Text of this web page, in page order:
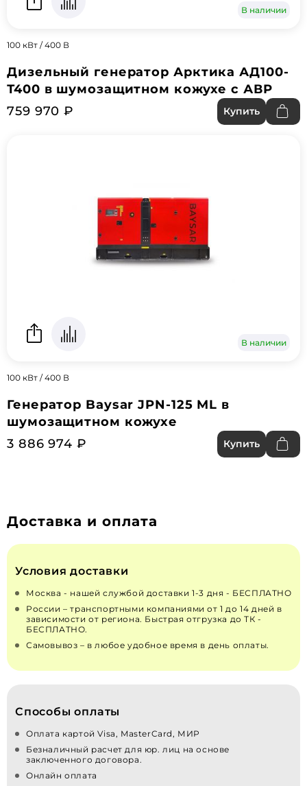
В наличии
100 кВт / 400 В
Дизельный генератор Арктика АД100-
Т400 в шумозащитном кожухе с АВР
759 970 ₽
Купить
В наличии
100 кВт / 400 В
Генератор Baysar JPN-125 ML в
шумозащитном кожухе
3 886 974 ₽
Купить
Доставка и оплата
Условия доставки
Москва - нашей службой доставки 1-3 дня - БЕСПЛАТНО
России – транспортными компаниями от 1 до 14 дней в
зависимости от региона. Быстрая отгрузка до ТК -
БЕСПЛАТНО.
Самовывоз – в любое удобное время в день оплаты.
Способы оплаты
Оплата картой Visa, MasterCard, МИР
Безналичный расчет для юр. лиц на основе
заключенного договора.
Онлайн оплата